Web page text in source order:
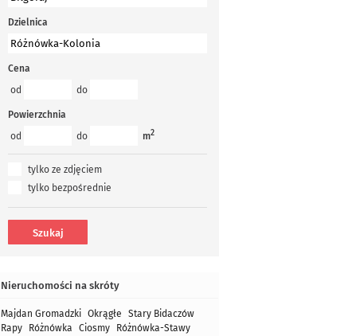
Dzielnica
Cena
od
do
Powierzchnia
od
do m2
tylko ze zdjęciem
tylko bezpośrednie
Nieruchomości na skróty
Majdan Gromadzki Okrągłe
Stary Bidaczów
Rapy
Różnówka Ciosmy
Różnówka-Stawy